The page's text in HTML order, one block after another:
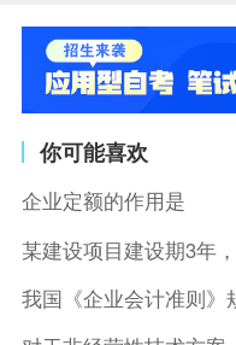
你可能喜欢
企业定额的作用是